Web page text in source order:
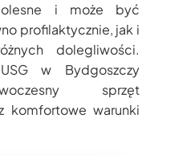
i może być
profilaktycznie, jak i
dolegliwości.
w Bydgoszczy
sprzęt
komfortowe warunki